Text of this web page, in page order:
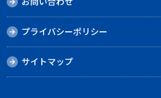
プライバシーポリシー
サイトマップ